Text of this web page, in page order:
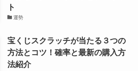
ト
運勢
宝くじスクラッチが当たる３つの
方法とコツ！確率と最新の購入方
法紹介